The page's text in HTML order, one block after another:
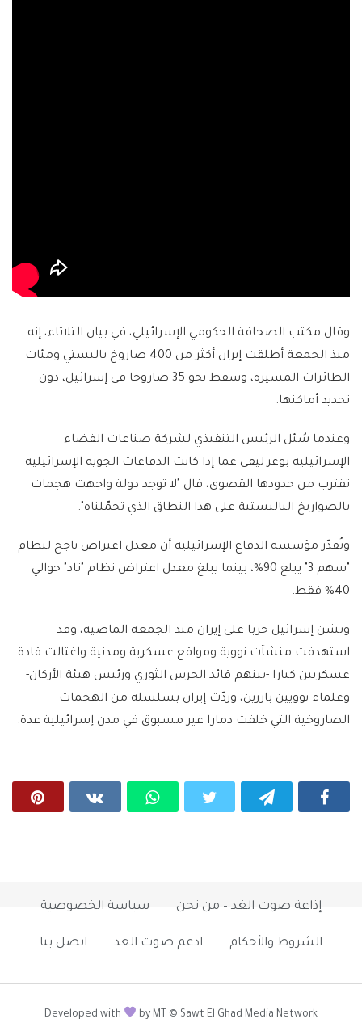
وقال مكتب الصحافة الحكومي الإسرائيلي، في بيان الثلاثاء، إنه
منذ الجمعة أطلقت إيران أكثر من 400 صاروخ باليستي ومئات
الطائرات المسيرة، وسقط نحو 35 صاروخا في إسرائيل، دون
تحديد أماكنها.
وعندما سُئل الرئيس التنفيذي لشركة صناعات الفضاء
الإسرائيلية بوعز ليفي عما إذا كانت الدفاعات الجوية الإسرائيلية
تقترب من حدودها القصوى، قال "لا توجد دولة واجهت هجمات
بالصواريخ الباليستية على هذا النطاق الذي تحمّلناه".
وتُقدّر مؤسسة الدفاع الإسرائيلية أن معدل اعتراض ناجح لنظام
"سهم 3" يبلغ 90%، بينما يبلغ معدل اعتراض نظام "ثاد" حوالي
40% فقط.
وتشن إسرائيل حربا على إيران منذ الجمعة الماضية، وقد
استهدفت منشآت نووية ومواقع عسكرية ومدنية واغتالت قادة
عسكريين كبارا -بينهم قائد الحرس الثوري ورئيس هيئة الأركان-
وعلماء نوويين بارزين، وردّت إيران بسلسلة من الهجمات
الصاروخية التي خلفت دمارا غير مسبوق في مدن إسرائيلية عدة.
إذاعة صوت الغد – من نحن سياسة الخصوصية
الشروط والأحكام ادعم صوت الغد اتصل بنا
Developed with by MT © Sawt El Ghad Media Network